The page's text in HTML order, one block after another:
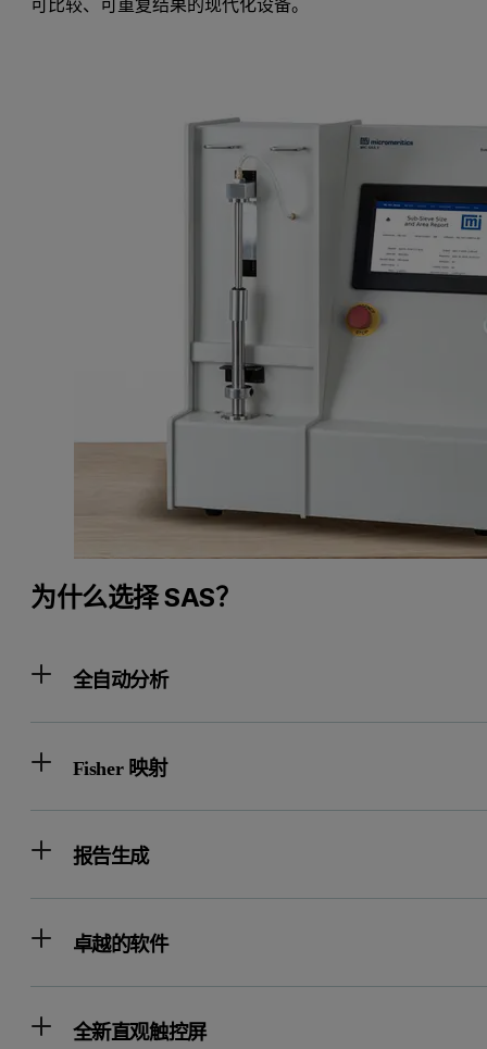
可比较、可重复结果的现代化设备。
为什么选择 SAS？
全自动分析
Fisher 映射
报告生成
卓越的软件
全新直观触控屏